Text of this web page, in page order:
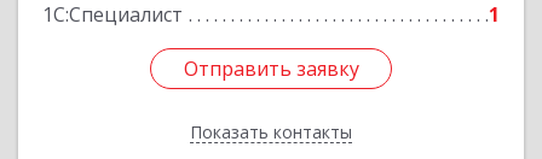
1С:Специалист
1
Отправить заявку
Показать контакты
Отправить заявку
Назад